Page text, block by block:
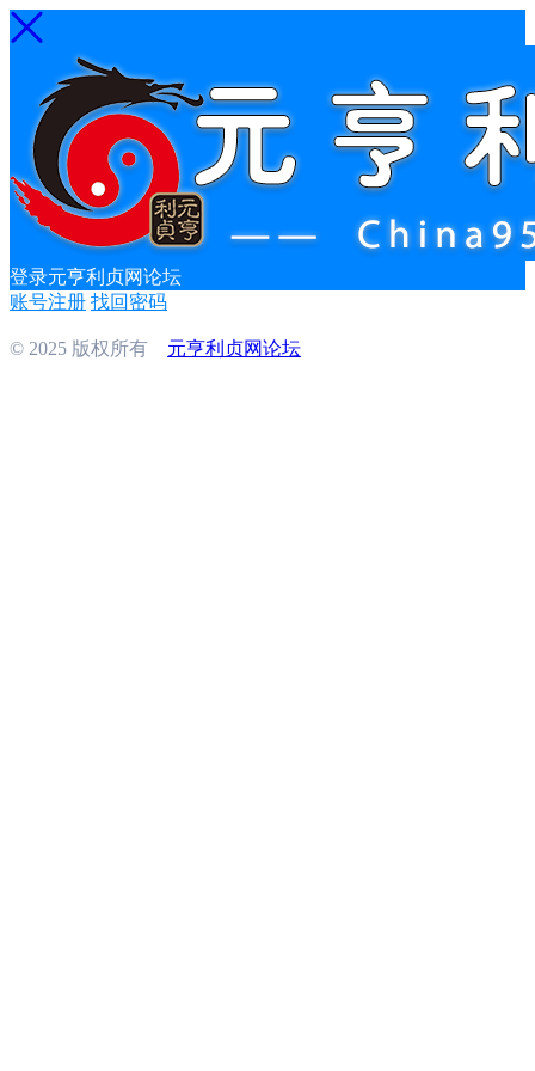
登录元亨利贞网论坛
账号注册 找回密码
© 2025 版权所有 元亨利贞网论坛